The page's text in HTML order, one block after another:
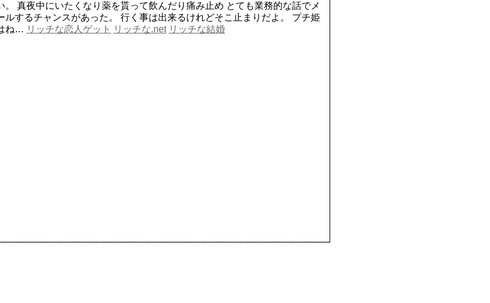
。 真夜中にいたくなり薬を貰って飲んだり痛み止め とても業務的な話でメ
ルするチャンスがあった。 行く事は出来るけれどそこ止まりだよ。 プチ姫
ね… リッチな恋人ゲット リッチな.net リッチな結婚